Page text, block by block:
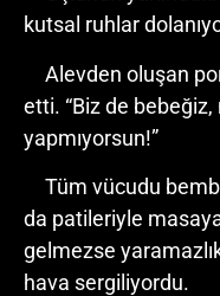
kutsal ruhlar
Alevden oluşan
etti. “Biz de
yapmıyorsun!”
Tüm vücudu
da patileriyle
gelmezse
hava sergiliyordu.